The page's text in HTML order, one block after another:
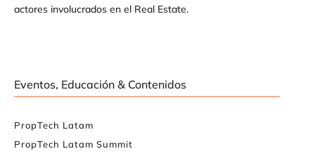
actores involucrados en el Real Estate.
Eventos, Educación & Contenidos
PropTech Latam
PropTech Latam Summit